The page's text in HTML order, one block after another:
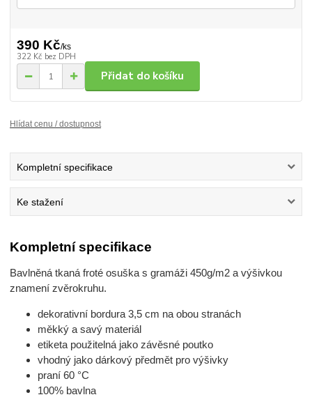
390 Kč/ks
322 Kč bez DPH
Přidat do košíku
Hlídat cenu / dostupnost
Kompletní specifikace
Ke stažení
Kompletní specifikace
Bavlněná tkaná froté osuška s gramáži 450g/m2 a výšivkou
znamení zvěrokruhu.
dekorativní bordura 3,5 cm na obou stranách
měkký a savý materiál
etiketa použitelná jako závěsné poutko
vhodný jako dárkový předmět pro výšivky
praní 60 °C
100% bavlna